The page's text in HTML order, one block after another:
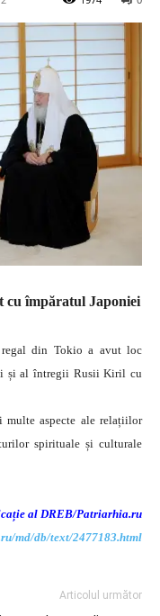
împăratul Japoniei
regal din Tokio a avut loc
și al întregii Rusii Kiril cu
multe aspecte ale relațiilor
spirituale și culturale
al DREB/Patriarhia.ru
md/db/text/2477183.html
Articolul următor